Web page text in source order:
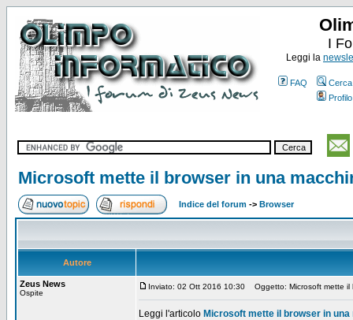
I
Leggi la
FAQ
Cerca
Profilo
Microsoft mette il browser in una
Indice del forum -> Browser
Autore
Zeus News
Ospite
Inviato: 02 Ott 2016 10:30 Oggetto: Microsoft mette il
Leggi l'articolo Microsoft mette il browser in